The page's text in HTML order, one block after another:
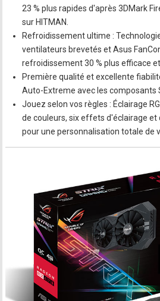
23 % plus rapides d'après 3DMark
sur HITMAN.
Refroidissement ultime :
ventilateurs brevetés et Asus
refroidissement 30 % plus efficace
Première qualité et excellente
Auto-Extreme avec les composants
Jouez selon vos règles : Éclairage
de couleurs, six effets d'éclairage et
pour une personnalisation totale de